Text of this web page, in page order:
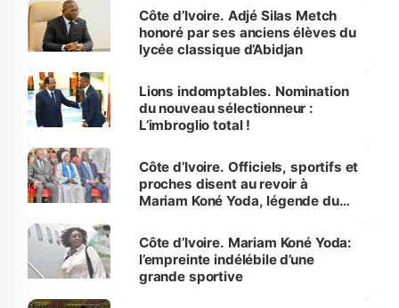
Côte d’Ivoire. Adjé Silas Metch
honoré par ses anciens élèves du
lycée classique d’Abidjan
Lions indomptables. Nomination
du nouveau sélectionneur :
L’imbroglio total !
Côte d’Ivoire. Officiels, sportifs et
proches disent au revoir à
Mariam Koné Yoda, légende du
Côte d’Ivoire. Mariam Koné Yoda:
l’empreinte indélébile d’une
grande sportive